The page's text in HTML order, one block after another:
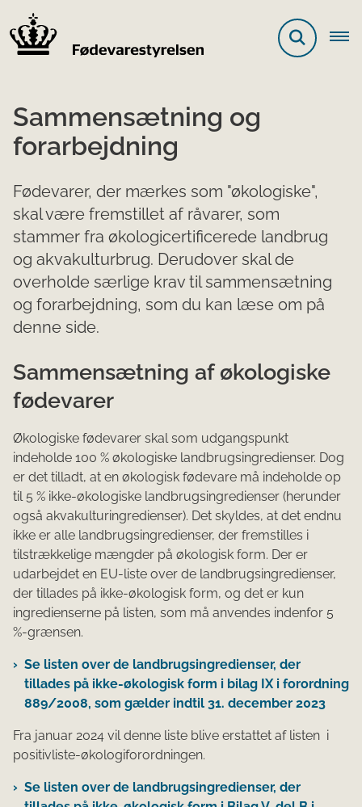
Sammensætning og
forarbejdning
Fødevarer, der mærkes som "økologiske",
skal være fremstillet af råvarer, som
stammer fra økologicertificerede landbrug
og akvakulturbrug. Derudover skal de
overholde særlige krav til sammensætning
og forarbejdning, som du kan læse om på
denne side.
Sammensætning af økologiske
fødevarer
​Økologiske fødevarer skal som udgangspunkt
indeholde 100 % økologiske landbrugsingredienser. Dog
er det tilladt, at en økologisk fødevare må indeholde op
til 5 % ikke-økologiske landbrugsingredienser (herunder
også akvakulturingredienser). Det skyldes, at det endnu
ikke er alle landbrugsingredienser, der fremstilles i
tilstrækkelige mængder på økologisk form. Der er
udarbejdet en EU-liste over de landbrugsingredienser,
der tillades på ikke-økologisk form, og det er kun
ingredienserne på listen, som må anvendes indenfor 5
%-grænsen.​​
Se listen over de landbrugsingredienser, der
tillades på ikke-økologisk form​ i bilag IX i forordning
889/2008, som gælder indtil 31. december 2023
Fra januar 2024 vil denne liste blive erstattet af listen i
positivliste-økologiforordningen.
Se listen over de landbrugsingredienser, der